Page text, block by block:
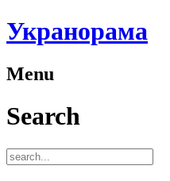
Укранорама
Menu
Search